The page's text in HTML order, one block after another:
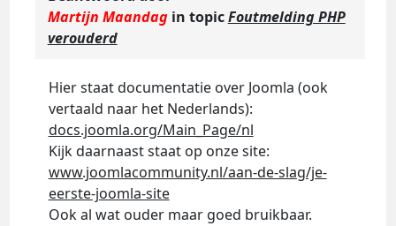
Martijn Maandagin topicFoutmelding PHP
verouderd
Hier staat documentatie over Joomla (ook
vertaald naar het Nederlands):
docs.joomla.org/Main_Page/nl
Kijk daarnaast staat op onze site:
www.joomlacommunity.nl/aan-de-slag/je-
eerste-joomla-site
Ook al wat ouder maar goed bruikbaar.